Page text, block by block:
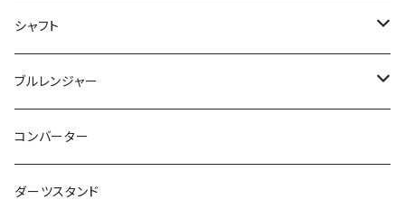
飛び出し防止リング付き
ノーマル
マーブル
シームレス用
２ＢＡ用チップ
シャークチップ
シャークチップコンバージョン
４ＢＡ用チップ
ドルフィンチップ
ドルフィンチップコンバージョン
シャフト
ノーマル
アクタゴンシャフト
ツインシャフト
ブルレンジャー
光るブルレンジャー
プリントバージョン
コンバーター
ダーツスタンド